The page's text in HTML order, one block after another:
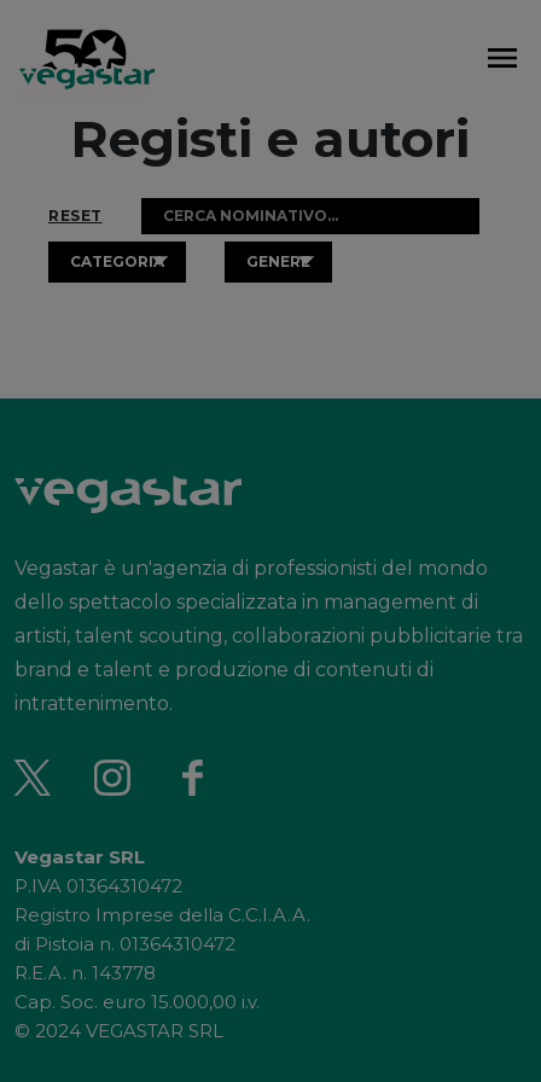
contenuto
Registi e autori
RESET
CATEGORIA GENERE
Vegastar è un'agenzia di professionisti del mondo
dello spettacolo specializzata in management di
artisti, talent scouting, collaborazioni pubblicitarie tra
brand e talent e produzione di contenuti di
intrattenimento.
Vegastar SRL
P.IVA 01364310472
Registro Imprese della C.C.I.A.A.
di Pistoia n. 01364310472
R.E.A. n. 143778
Cap. Soc. euro 15.000,00 i.v.
© 2024 VEGASTAR SRL